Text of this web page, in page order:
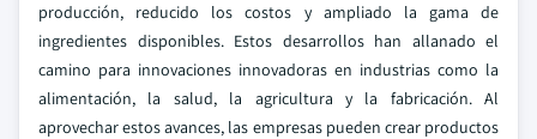
producción, reducido los costos y ampliado la gama de
ingredientes disponibles. Estos desarrollos han allanado el
camino para innovaciones innovadoras en industrias como la
alimentación, la salud, la agricultura y la fabricación. Al
aprovechar estos avances, las empresas pueden crear productos